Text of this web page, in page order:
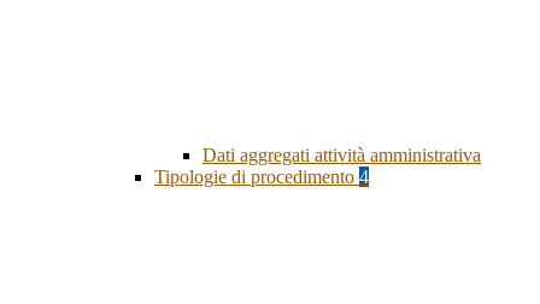
Dati aggregati attività amministrativa
Tipologie di procedimento 4